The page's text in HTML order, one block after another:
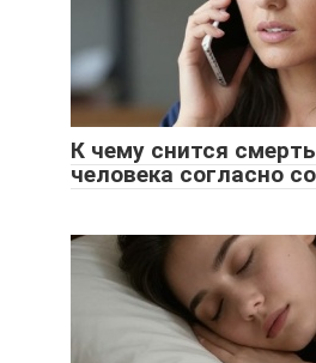
К чему снится
человека согласно